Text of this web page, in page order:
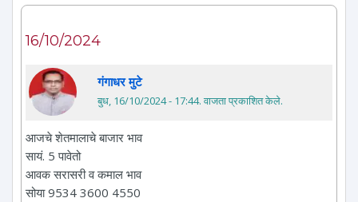
16/10/2024
गंगाधर मुटे
बुध, 16/10/2024 - 17:44. वाजता प्रकाशित केले.
आजचे शेतमालाचे बाजार भाव
सायं. 5 पावेतो
आवक सरासरी व कमाल भाव
सोया 9534 3600 4550